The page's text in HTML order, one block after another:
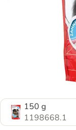
150 g
1198668.1